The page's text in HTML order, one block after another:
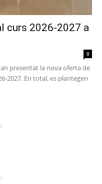
curs 2026-2027 a
0
presentat la nova oferta de
2027. En total, es plantegen